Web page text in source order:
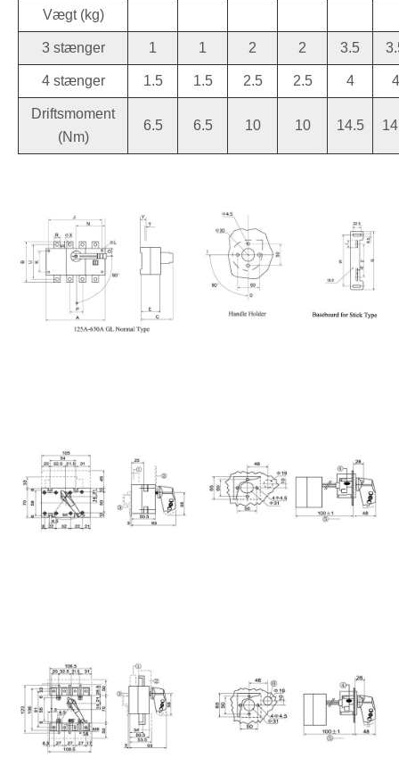
Vægt (kg)
3 stænger 1 1 2 2 3.5
4 stænger 1.5 1.5 2.5 2.5 4 4
Driftsmoment
(Nm)
6.5 6.5 10 10 14.5